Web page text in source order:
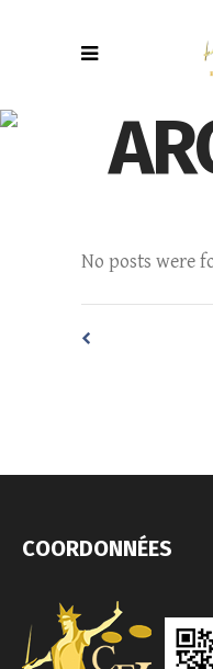
No posts were
COORDONNÉES